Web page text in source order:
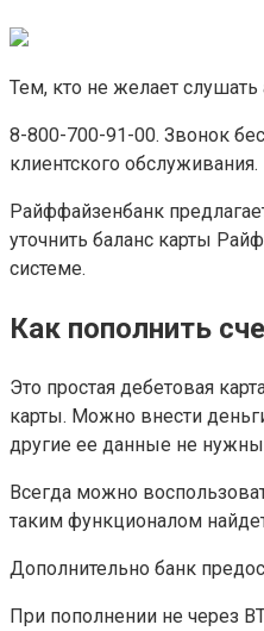
Тем, кто не желает
8-800-700-91-00. Звонок
клиентского обслуживания.
Райффайзенбанк
уточнить баланс карты
системе.
Как пополнить
Это простая дебетовая
карты. Можно внести
другие ее данные не
Всегда можно
таким функционалом
Дополнительно банк
При пополнении не через